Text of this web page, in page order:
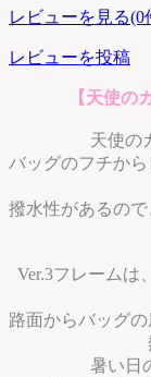
レビューを見る(0
レビューを投稿
【天使の
天使の
バッグのフチか
撥水性があるの
Ver.3フレームは
路面からバッグ
暑い日